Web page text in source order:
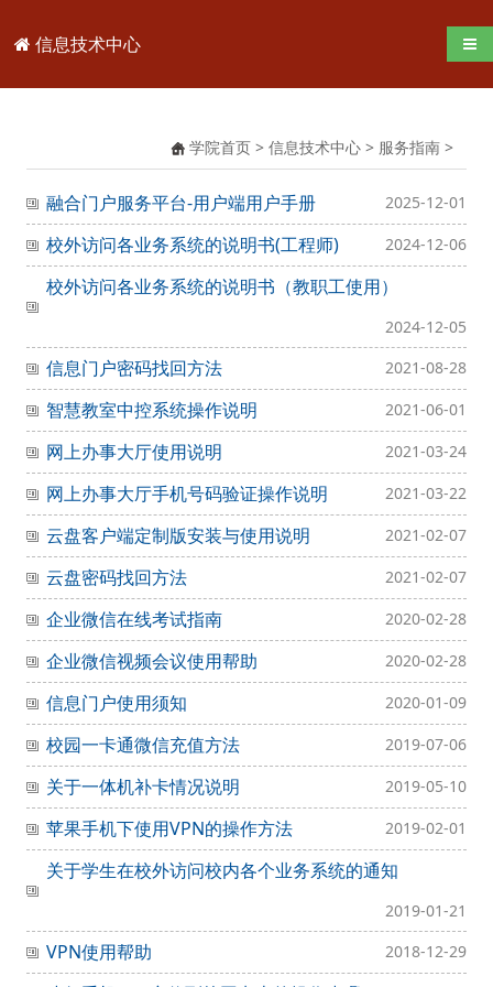
信息技术中心 导
学院首页 > 信息技术中心 > 服务指南 >
融合门户服务平台-用户端用户手册 2025-12-01
校外访问各业务系统的说明书(工程师) 2024-12-06
校外访问各业务系统的说明书（教职工使用）
2024-12-05
信息门户密码找回方法 2021-08-28
智慧教室中控系统操作说明 2021-06-01
网上办事大厅使用说明 2021-03-24
网上办事大厅手机号码验证操作说明 2021-03-22
云盘客户端定制版安装与使用说明 2021-02-07
云盘密码找回方法 2021-02-07
企业微信在线考试指南 2020-02-28
企业微信视频会议使用帮助 2020-02-28
信息门户使用须知 2020-01-09
校园一卡通微信充值方法 2019-07-06
关于一体机补卡情况说明 2019-05-10
苹果手机下使用VPN的操作方法 2019-02-01
关于学生在校外访问校内各个业务系统的通知
2019-01-21
VPN使用帮助 2018-12-29